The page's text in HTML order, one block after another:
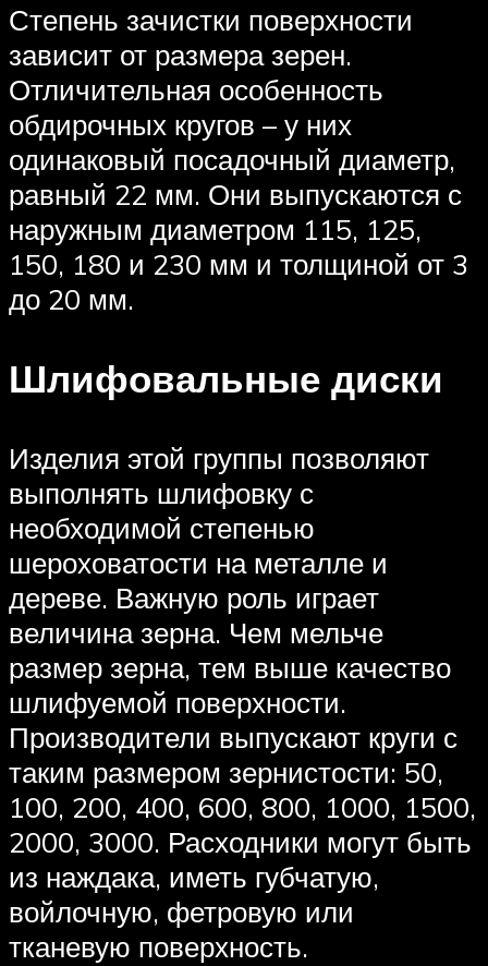
Степень зачистки поверхности
зависит от размера зерен.
Отличительная особенность
обдирочных кругов – у них
одинаковый посадочный диаметр,
равный 22 мм. Они выпускаются с
наружным диаметром 115, 125,
150, 180 и 230 мм и толщиной от 3
до 20 мм.
Шлифовальные диски
Изделия этой группы позволяют
выполнять шлифовку с
необходимой степенью
шероховатости на металле и
дереве. Важную роль играет
величина зерна. Чем мельче
размер зерна, тем выше качество
шлифуемой поверхности.
Производители выпускают круги с
таким размером зернистости: 50,
100, 200, 400, 600, 800, 1000, 1500,
2000, 3000. Расходники могут быть
из наждака, иметь губчатую,
войлочную, фетровую или
тканевую поверхность.